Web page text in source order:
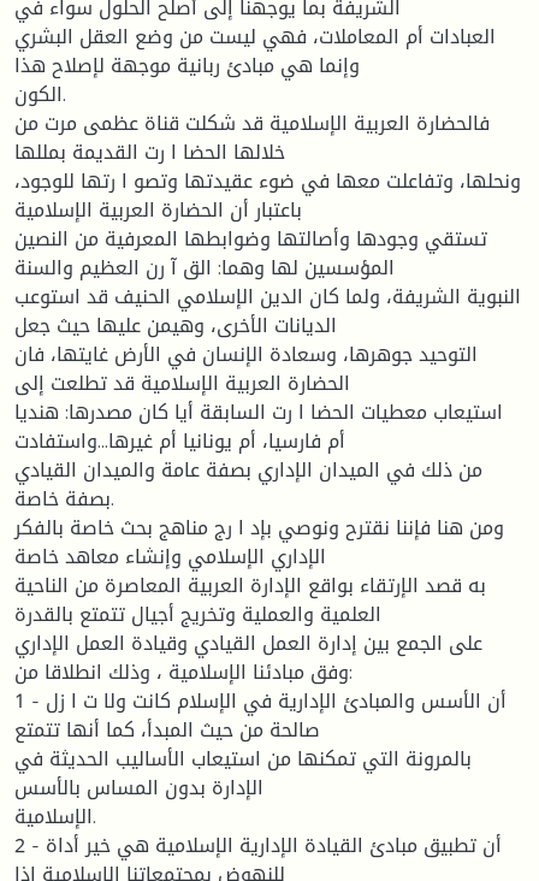
الشریفة بما یوجهنا إلى أصلح الحلول سواء في
العبادات أم المعاملات، فهي لیست من وضع العقل البشري
وإنما هي مبادئ ربانیة موجهة لإصلاح هذا
الكون.
فالحضارة العربیة الإسلامیة قد شكلت قناة عظمى مرت من
خلالها الحضا ا رت القدیمة بمللها
ونحلها، وتفاعلت معها في ضوء عقیدتها وتصو ا رتها للوجود،
باعتبار أن الحضارة العربیة الإسلامیة
تستقي وجودها وأصالتها وضوابطها المعرفیة من النصین
المؤسسین لها وهما: الق آ رن العظیم والسنة
النبویة الشریفة، ولما كان الدین الإسلامي الحنیف قد استوعب
الدیانات الأخرى، وهیمن علیها حیث جعل
التوحید جوهرها، وسعادة الإنسان في الأرض غایتها، فان
الحضارة العربیة الإسلامیة قد تطلعت إلى
استیعاب معطیات الحضا ا رت السابقة أیا كان مصدرها: هندیا
أم فارسیا، أم یونانیا أم غیرها...واستفادت
من ذلك في المیدان الإداري بصفة عامة والمیدان القیادي
بصفة خاصة.
ومن هنا فإننا نقترح ونوصي بإد ا رج مناهج بحث خاصة بالفكر
الإداري الإسلامي وإنشاء معاهد خاصة
به قصد الإرتقاء بواقع الإدارة العربیة المعاصرة من الناحیة
العلمیة والعملیة وتخریج أجیال تتمتع بالقدرة
على الجمع بین إدارة العمل القیادي وقیادة العمل الإداري
وفق مبادئنا الإسلامیة ، وذلك انطلاقا من:
1 - أن الأسس والمبادئ الإداریة في الإسلام كانت ولا ت ا زل
صالحة من حیث المبدأ، كما أنها تتمتع
بالمرونة التي تمكنها من استیعاب الأسالیب الحدیثة في
الإدارة بدون المساس بالأسس
الإسلامیة.
2 - أن تطبیق مبادئ القیادة الإداریة الإسلامیة هي خیر أداة